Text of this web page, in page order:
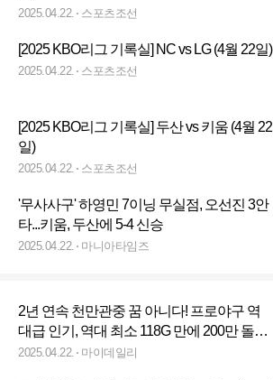
2025.04.22. 스포츠조선
[2025 KBO리그 기록실] NC vs LG (4월 22일)
2025.04.22. 스포츠조선
[2025 KBO리그 기록실] 두산 vs 키움 (4월 22
일)
2025.04.22. 스포츠조선
'무사사구' 하영민 7이닝 무실점, 오선진 3안
타...키움, 두산에 5-4 신승
2025.04.22. 마니아타임즈
2년 연속 천만관중 꿈 아니다! 프로야구 역
대급 인기, 역대 최소 118G 만에 200만 돌
파…42% 매진 미쳤다 [MD수원]
2025.04.22. 마이데일리